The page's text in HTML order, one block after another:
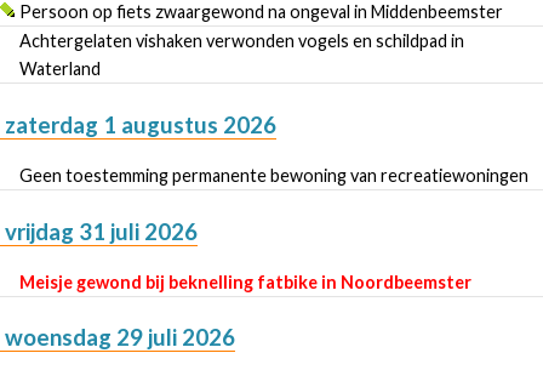
Persoon op fiets zwaargewond na ongeval in Middenbeemster
Achtergelaten vishaken verwonden vogels en schildpad in
Waterland
zaterdag 1 augustus 2026
Geen toestemming permanente bewoning van recreatiewoningen
vrijdag 31 juli 2026
Meisje gewond bij beknelling fatbike in Noordbeemster
woensdag 29 juli 2026